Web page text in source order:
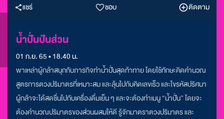
แชร์ ชอบ ติดตาม
น้ำปั่นปันส่วน
01 ก.ย. 65 • 18.40 น.
พาเหล่าผู้กล้าสนุกกับภารกิจทําน้ำปั่นสุดท้าทาย โดยใช้ทักษะคิดคํานวณ
สูตรการตวงปริมาตรที่เหมาะสม และลุ้นไปกับคิดเลขเร็ว และไขรหัสปริศนา
ผู้กล้าจะได้สดชื่นไปกับเครื่องดื่มเย็น ๆ และจะต้องทําเมนู “น้ำปั่น” โดยจะ
ต้องคํานวณปริมาตรของส่วนผสมให้ดี รู้จักมาตราตวงปริมาตร และ